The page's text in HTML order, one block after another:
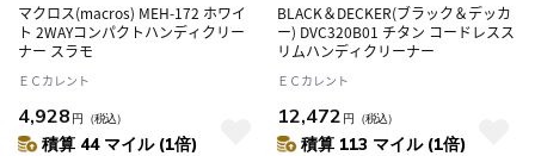
マクロス(macros) MEH-172 ホワイ
ト 2WAYコンパクトハンディクリー
ナー スラモ
ＥＣカレント
4,928 円 （税込）
積算 44 マイル (1倍)
BLACK＆DECKER(ブラック＆デッカ
ー) DVC320B01 チタン コードレスス
リムハンディクリーナー
ＥＣカレント
12,472 円 （税込）
積算 113 マイル (1倍)